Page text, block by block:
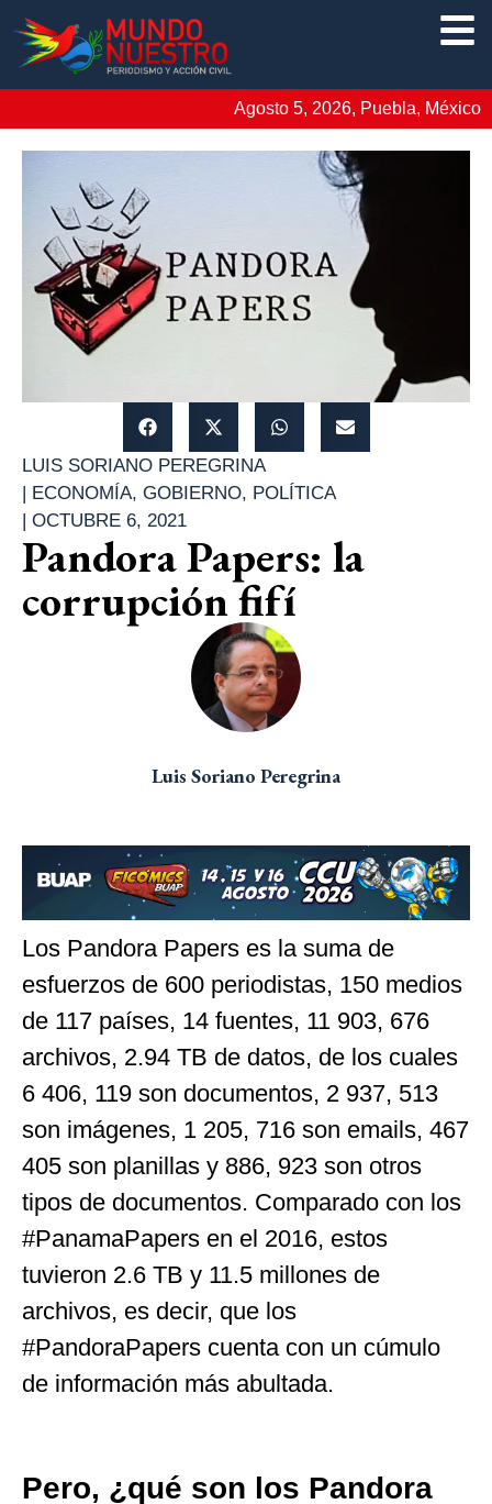
Agosto 5, 2026, Puebla, México
LUIS SORIANO PEREGRINA
ECONOMÍA, GOBIERNO, POLÍTICA
OCTUBRE 6, 2021
Pandora Papers: la
corrupción fifí
Luis Soriano Peregrina
Los Pandora Papers es la suma de
esfuerzos de 600 periodistas, 150 medios
de 117 países, 14 fuentes, 11 903, 676
archivos, 2.94 TB de datos, de los cuales
6 406, 119 son documentos, 2 937, 513
son imágenes, 1 205, 716 son emails, 467
405 son planillas y 886, 923 son otros
tipos de documentos. Comparado con los
#PanamaPapers en el 2016, estos
tuvieron 2.6 TB y 11.5 millones de
archivos, es decir, que los
#PandoraPapers cuenta con un cúmulo
de información más abultada.
Pero, ¿qué son los Pandora